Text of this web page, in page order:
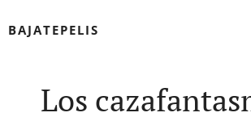
BAJATEPELIS
Los